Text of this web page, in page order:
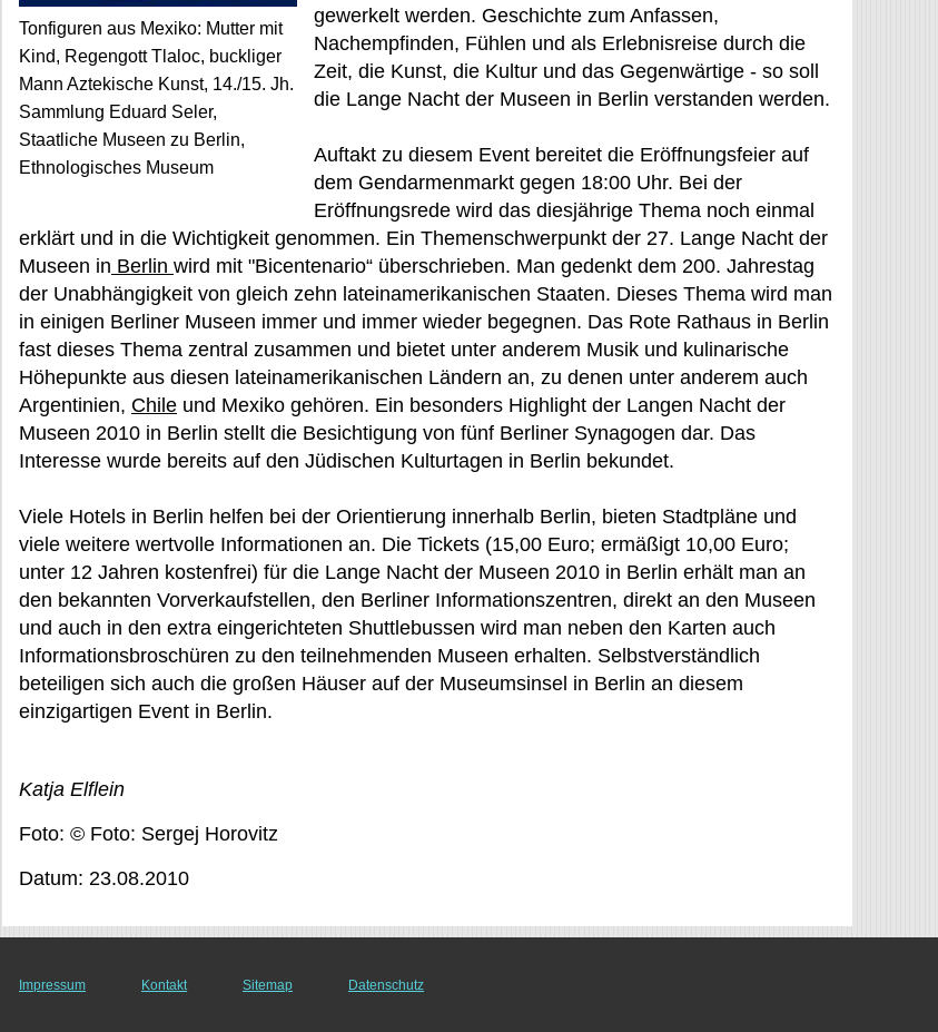
Tonfiguren aus Mexiko: Mutter mit
Kind, Regengott Tlaloc, buckliger
Mann Aztekische Kunst, 14./15. Jh.
Sammlung Eduard Seler,
Staatliche Museen zu Berlin,
Ethnologisches Museum
gewerkelt werden. Geschichte zum Anfassen,
Nachempfinden, Fühlen und als Erlebnisreise durch die
Zeit, die Kunst, die Kultur und das Gegenwärtige - so soll
die Lange Nacht der Museen in Berlin verstanden werden.
Auftakt zu diesem Event bereitet die Eröffnungsfeier auf
dem Gendarmenmarkt gegen 18:00 Uhr. Bei der
Eröffnungsrede wird das diesjährige Thema noch einmal
erklärt und in die Wichtigkeit genommen. Ein Themenschwerpunkt der 27. Lange Nacht der
Museen in Berlin wird mit "Bicentenario“ überschrieben. Man gedenkt dem 200. Jahrestag
der Unabhängigkeit von gleich zehn lateinamerikanischen Staaten. Dieses Thema wird man
in einigen Berliner Museen immer und immer wieder begegnen. Das Rote Rathaus in Berlin
fast dieses Thema zentral zusammen und bietet unter anderem Musik und kulinarische
Höhepunkte aus diesen lateinamerikanischen Ländern an, zu denen unter anderem auch
Argentinien, Chile und Mexiko gehören. Ein besonders Highlight der Langen Nacht der
Museen 2010 in Berlin stellt die Besichtigung von fünf Berliner Synagogen dar. Das
Interesse wurde bereits auf den Jüdischen Kulturtagen in Berlin bekundet.
Viele Hotels in Berlin helfen bei der Orientierung innerhalb Berlin, bieten Stadtpläne und
viele weitere wertvolle Informationen an. Die Tickets (15,00 Euro; ermäßigt 10,00 Euro;
unter 12 Jahren kostenfrei) für die Lange Nacht der Museen 2010 in Berlin erhält man an
den bekannten Vorverkaufstellen, den Berliner Informationszentren, direkt an den Museen
und auch in den extra eingerichteten Shuttlebussen wird man neben den Karten auch
Informationsbroschüren zu den teilnehmenden Museen erhalten. Selbstverständlich
beteiligen sich auch die großen Häuser auf der Museumsinsel in Berlin an diesem
einzigartigen Event in Berlin.
Katja Elflein
Foto: © Foto: Sergej Horovitz
Datum: 23.08.2010
Impressum Kontakt Sitemap Datenschutz